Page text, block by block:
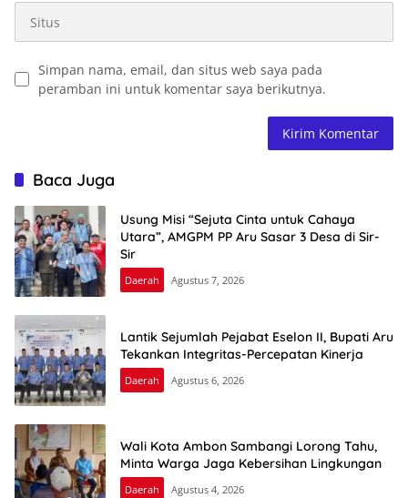
Simpan nama, email, dan situs web saya pada
peramban ini untuk komentar saya berikutnya.
Baca Juga
Usung Misi “Sejuta Cinta untuk Cahaya
Utara”, AMGPM PP Aru Sasar 3 Desa di Sir-
Sir
Daerah Agustus 7, 2026
Lantik Sejumlah Pejabat Eselon II, Bupati Aru
Tekankan Integritas-Percepatan Kinerja
Daerah Agustus 6, 2026
Wali Kota Ambon Sambangi Lorong Tahu,
Minta Warga Jaga Kebersihan Lingkungan
Daerah Agustus 4, 2026